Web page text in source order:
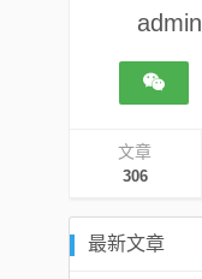
admin
文章
306
最新文章